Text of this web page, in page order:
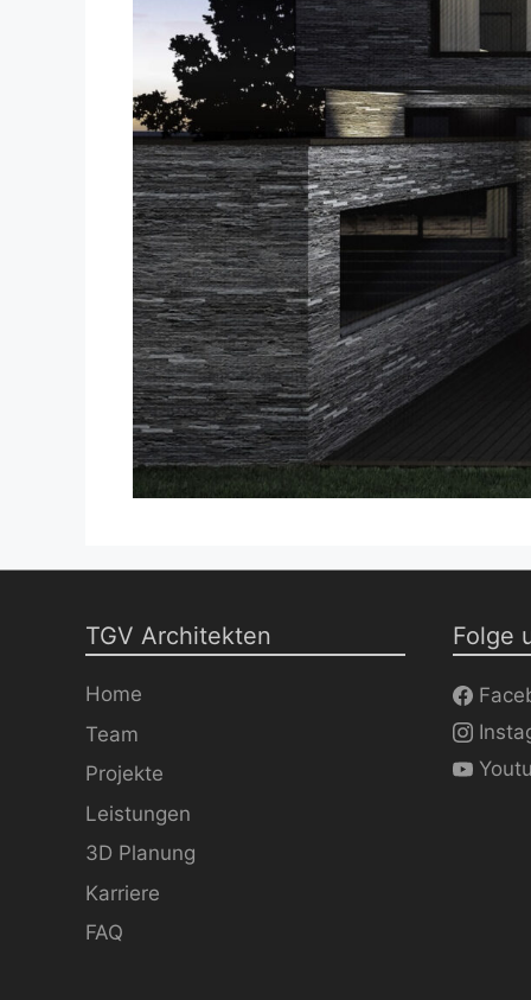
TGV Architekten
Home
Team
Projekte
Leistungen
3D Planung
Karriere
FAQ
Folge